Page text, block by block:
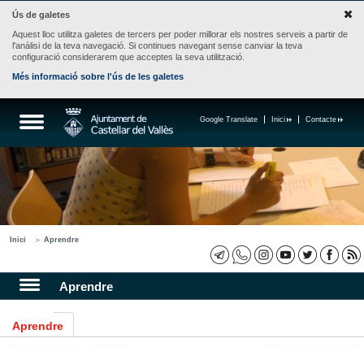
Ús de galetes
Aquest lloc utilitza galetes de tercers per poder millorar els nostres serveis a partir de
l'anàlisi de la teva navegació. Si continues navegant sense canviar la teva
configuració considerarem que acceptes la seva utilització.
Més informació sobre l'ús de les galetes
Contacte
Inici
Google Translate
Inici Aprendre
Aprendre
Aprendre